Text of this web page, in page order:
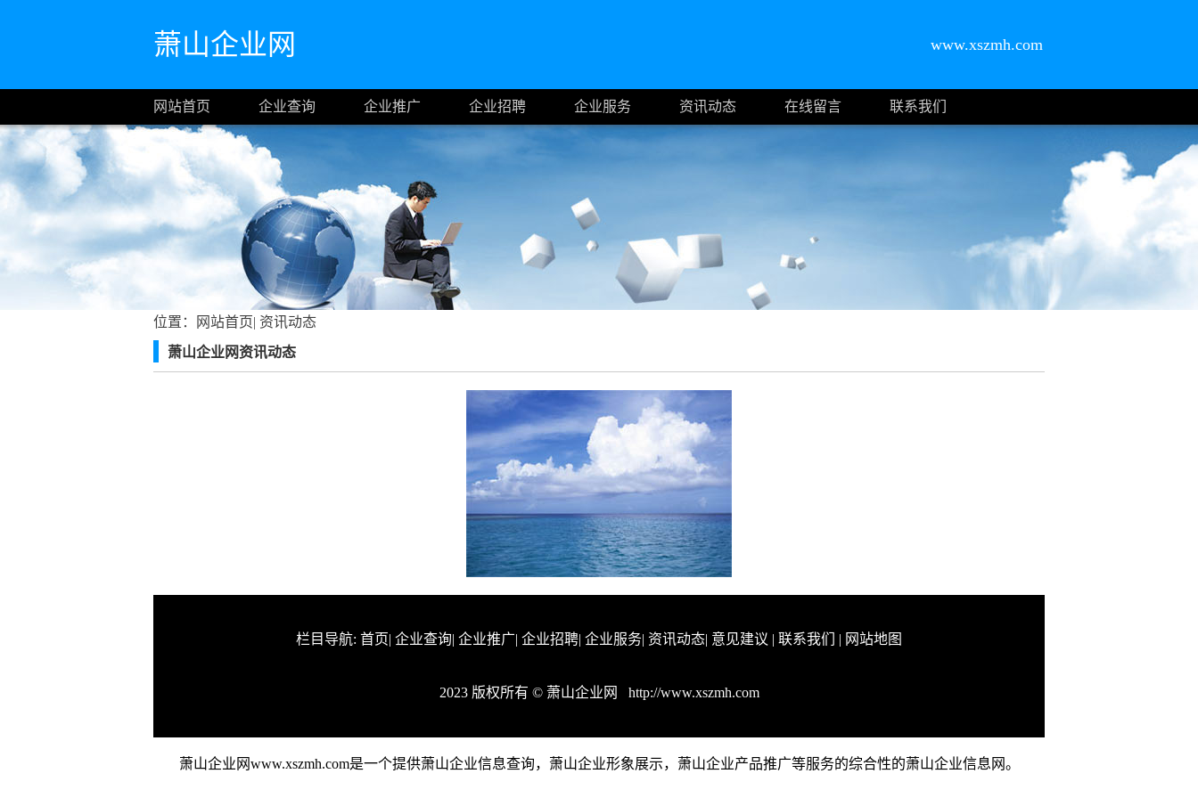
萧山企业网 www.xszmh.com
网站首页 企业查询 企业推广 企业招聘 企业服务 资讯动态 在线留言 联系我们
位置： 网站首页| 资讯动态
萧山企业网资讯动态
栏目导航: 首页| 企业查询| 企业推广| 企业招聘| 企业服务| 资讯动态| 意见建议 | 联系我们 | 网站地图
2023 版权所有 © 萧山企业网 http://www.xszmh.com
萧山企业网www.xszmh.com是一个提供萧山企业信息查询，萧山企业形象展示，萧山企业产品推广等服务的综合性的萧山企业信息网。